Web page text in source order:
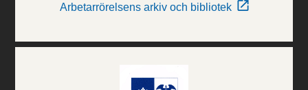
Arbetarrörelsens arkiv och bibliotek